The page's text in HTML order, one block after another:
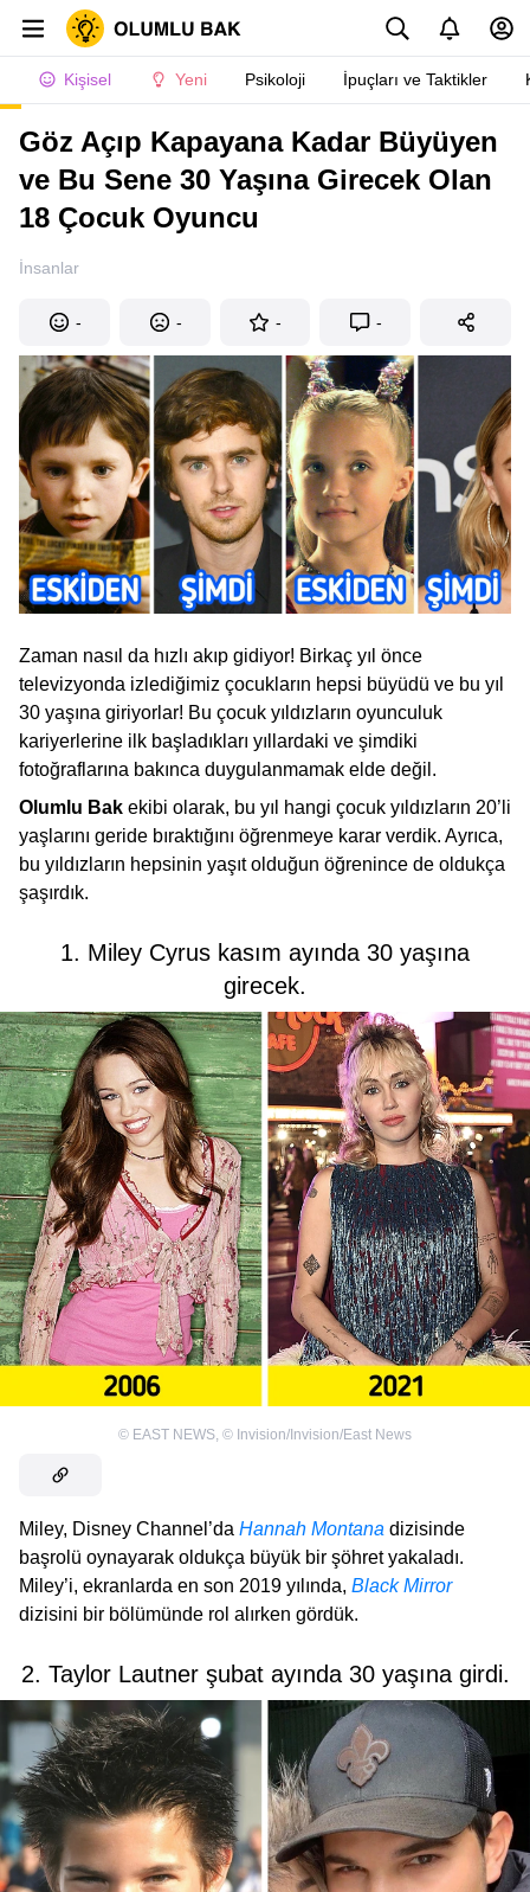
Kişisel Yeni Psikoloji İpuçları ve Taktikler
Göz Açıp Kapayana Kadar Büyüyen
ve Bu Sene 30 Yaşına Girecek Olan
18 Çocuk Oyuncu
İnsanlar
- - - -
Zaman nasıl da hızlı akıp gidiyor! Birkaç yıl önce
televizyonda izlediğimiz çocukların hepsi büyüdü ve bu yıl
30 yaşına giriyorlar! Bu çocuk yıldızların oyunculuk
kariyerlerine ilk başladıkları yıllardaki ve şimdiki
fotoğraflarına bakınca duygulanmamak elde değil.
Olumlu Bak ekibi olarak, bu yıl hangi çocuk yıldızların 20’li
yaşlarını geride bıraktığını öğrenmeye karar verdik. Ayrıca,
bu yıldızların hepsinin yaşıt olduğun öğrenince de oldukça
şaşırdık.
1. Miley Cyrus kasım ayında 30 yaşına
girecek.
© EAST NEWS, © Invision/Invision/East News
Miley, Disney Channel’da Hannah Montana dizisinde
başrolü oynayarak oldukça büyük bir şöhret yakaladı.
Miley’i, ekranlarda en son 2019 yılında, Black Mirror
dizisini bir bölümünde rol alırken gördük.
2. Taylor Lautner şubat ayında 30 yaşına girdi.